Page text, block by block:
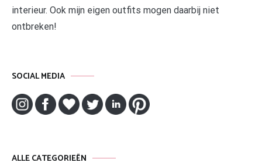
interieur. Ook mijn eigen outfits mogen daarbij niet
ontbreken!
SOCIAL MEDIA
ALLE CATEGORIEËN